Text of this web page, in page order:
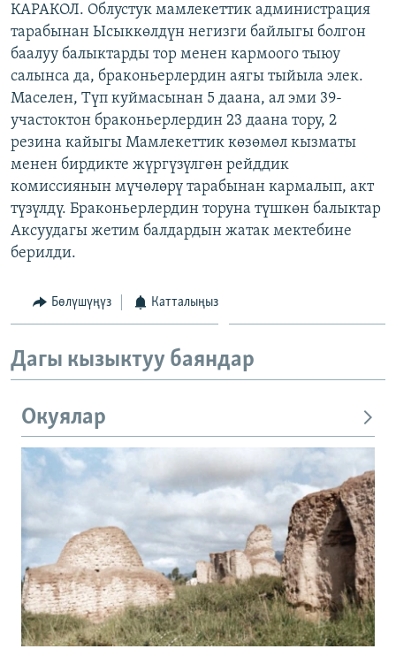
БИЗ ЖАНА ДҮЙНӨ
ДАНИСТЕ
ЭЖЕ-СИҢДИЛЕР
АЗАТТЫК+
ЫҢГАЙСЫЗ СУРООЛОР
Русский
ОНЛАЙН ШЕРИНЕ
ЭЕ/АРнун бардык сайттары
КАРАКОЛ. Облустук мамлекеттик администрация
тарабынан Ысыккөлдүн негизги байлыгы болгон
баалуу балыктарды тор менен кармоого тыюу
салынса да, браконьерлердин аягы тыйыла элек.
Маселен, Түп куймасынан 5 даана, ал эми 39-
участоктон браконьерлердин 23 даана тору, 2
резина кайыгы Мамлекеттик көзөмөл кызматы
менен бирдикте жүргүзүлгөн рейддик
комиссиянын мүчөлөрү тарабынан кармалып, акт
түзүлдү. Браконьерлердин торуна түшкөн балыктар
Аксуудагы жетим балдардын жатак мектебине
берилди.
Бөлүшүңүз Катталыңыз
Дагы кызыктуу баяндар
Окуялар